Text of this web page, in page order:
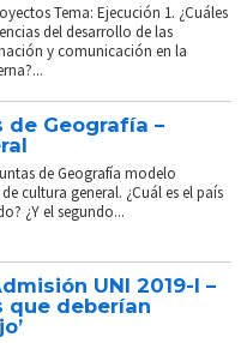
Tema: Ejecución 1. ¿Cuáles
del desarrollo de las
y comunicación en la
de Geografía –
de Geografía modelo
cultura general. ¿Cuál es el país
¿Y el segundo...
UNI 2019-I –
que deberían